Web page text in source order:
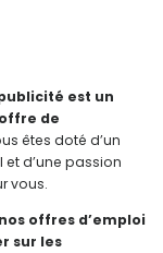
est un
de
êtes doté d’un
et d’une passion
vous.
offres d’emploi
sur les